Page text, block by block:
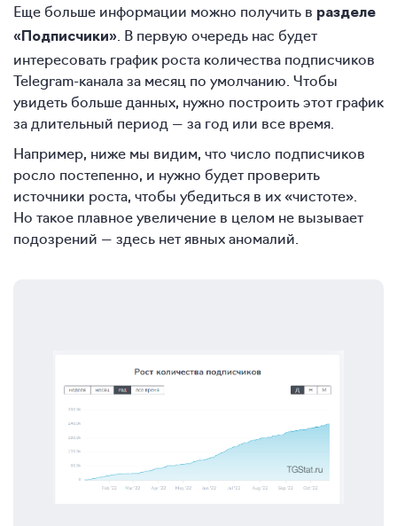
Еще больше информации можно получить в разделе
«Подписчики». В первую очередь нас будет
интересовать график роста количества подписчиков
Telegram-канала за месяц по умолчанию. Чтобы
увидеть больше данных, нужно построить этот график
за длительный период — за год или все время.
Например, ниже мы видим, что число подписчиков
росло постепенно, и нужно будет проверить
источники роста, чтобы убедиться в их «чистоте».
Но такое плавное увеличение в целом не вызывает
подозрений — здесь нет явных аномалий.